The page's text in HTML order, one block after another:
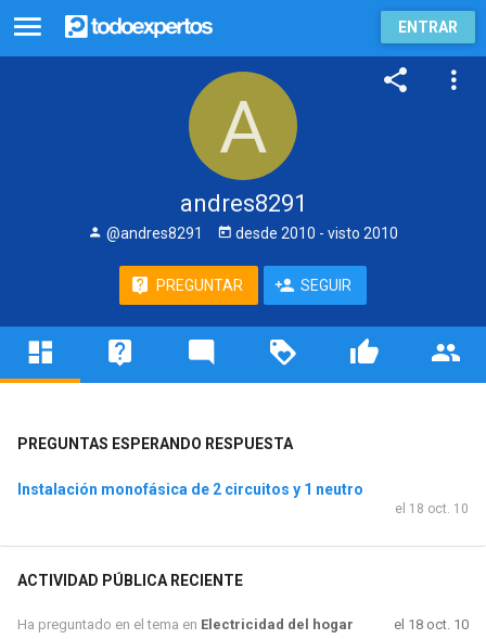
ENTRAR
andres8291
@andres8291 desde 2010 - visto 2010
PREGUNTAR SEGUIR
PREGUNTAS ESPERANDO RESPUESTA
Instalación monofásica de 2 circuitos y 1 neutro
el 18 oct. 10
ACTIVIDAD PÚBLICA RECIENTE
Ha preguntado en el tema en Electricidad del hogar el 18 oct. 10